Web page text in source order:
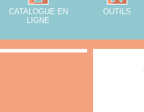
CATALOGUE EN
LIGNE
OUTILS